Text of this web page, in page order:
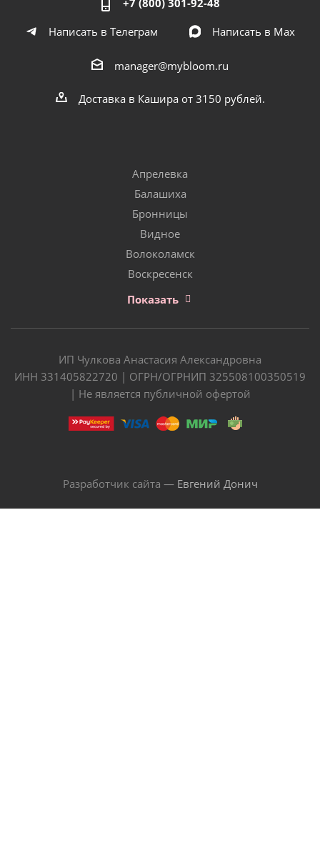
Написать в Телеграм
Написать в Мах
manager@mybloom.ru
Доставка в Кашира от 3150 рублей.
Апрелевка
Балашиха
Бронницы
Видное
Волоколамск
Воскресенск
Показать
ИП Чулкова Анастасия Александровна
ИНН 331405822720 | ОГРН/ОГРНИП 325508100350519
| Не является публичной офертой
Разработчик сайта — Евгений Донич